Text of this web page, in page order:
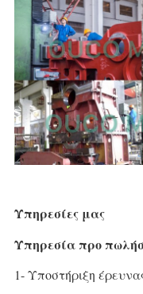
Υπηρεσίες μας
Υπηρεσία προ
1- Υποστήριξη